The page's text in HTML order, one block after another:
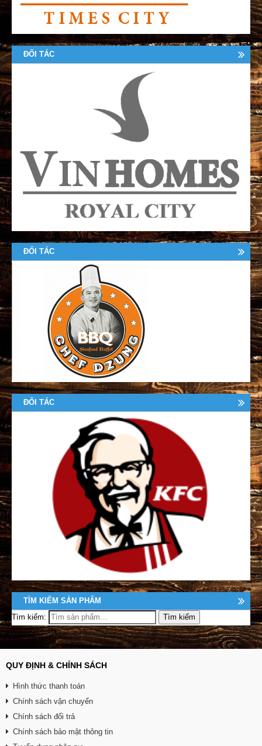
ĐỐI TÁC
ĐỐI TÁC
ĐỐI TÁC
TÌM KIẾM SẢN PHẨM
Tìm kiếm:
QUY ĐỊNH & CHÍNH SÁCH
Hình thức thanh toán
Chính sách vận chuyển
Chính sách đổi trả
Chính sách bảo mật thông tin